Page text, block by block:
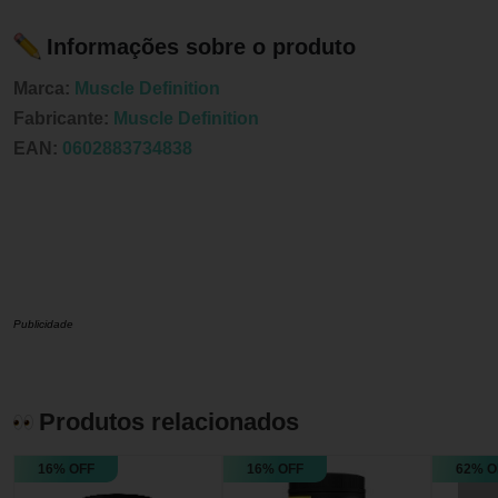
Informações sobre o produto
Marca: Muscle Definition
Fabricante: Muscle Definition
EAN: 0602883734838
Publicidade
Produtos relacionados
16% OFF 16% OFF 62%